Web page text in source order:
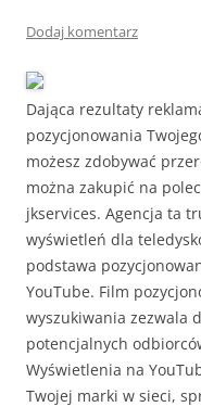
Dodaj komentarz
Dająca rezultaty
pozycjonowania
możesz zdobywać
można zakupić na
jkservices. Agencja ta
wyświetleń dla
podstawa
YouTube. Film
wyszukiwania zezwala
potencjalnych
Wyświetlenia na
Twojej marki w sieci,